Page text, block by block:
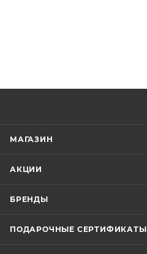
МАГАЗИН
АКЦИИ
БРЕНДЫ
ПОДАРОЧНЫЕ СЕРТИФИКАТЫ